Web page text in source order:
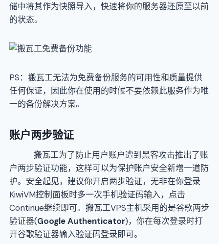
储中将其作为快照导入，快速将你的服务器还原至以前
的状态。
PS：搬瓦工无法为免费备份服务的可用性和质量提供
任何保证，因此你在使用的时候不要依赖此服务作为唯
一的备份解决方案。
账户两步验证
搬瓦工为了防止用户账户遭到黑客攻击推出了账
户两步验证功能，这样可以为保护账户安全新增一道防
护。安全起见，建议你开启两步验证，无非在你登录
KiwiVM控制面板时多一次手机验证码输入，点击
Continue继续即可。搬瓦工VPS主机采用的是谷歌两步
验证器(Google Authenticator)，你在每次登录时打
开谷歌验证器输入验证码登录即可。